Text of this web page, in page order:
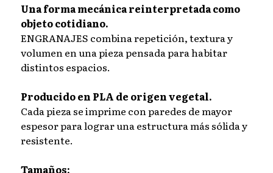
Una forma mecánica reinterpretada como
objeto cotidiano.
ENGRANAJES combina repetición, textura y
volumen en una pieza pensada para habitar
distintos espacios.
Producido en PLA de origen vegetal.
Cada pieza se imprime con paredes de mayor
espesor para lograr una estructura más sólida y
resistente.
Tamaños: